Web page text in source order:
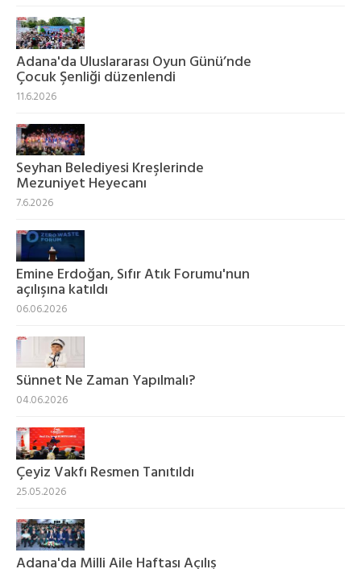
Adana'da Uluslararası Oyun Günü’nde
Çocuk Şenliği düzenlendi
11.6.2026
Seyhan Belediyesi Kreşlerinde
Mezuniyet Heyecanı
7.6.2026
Emine Erdoğan, Sıfır Atık Forumu'nun
açılışına katıldı
06.06.2026
Sünnet Ne Zaman Yapılmalı?
04.06.2026
Çeyiz Vakfı Resmen Tanıtıldı
25.05.2026
Adana'da Milli Aile Haftası Açılış